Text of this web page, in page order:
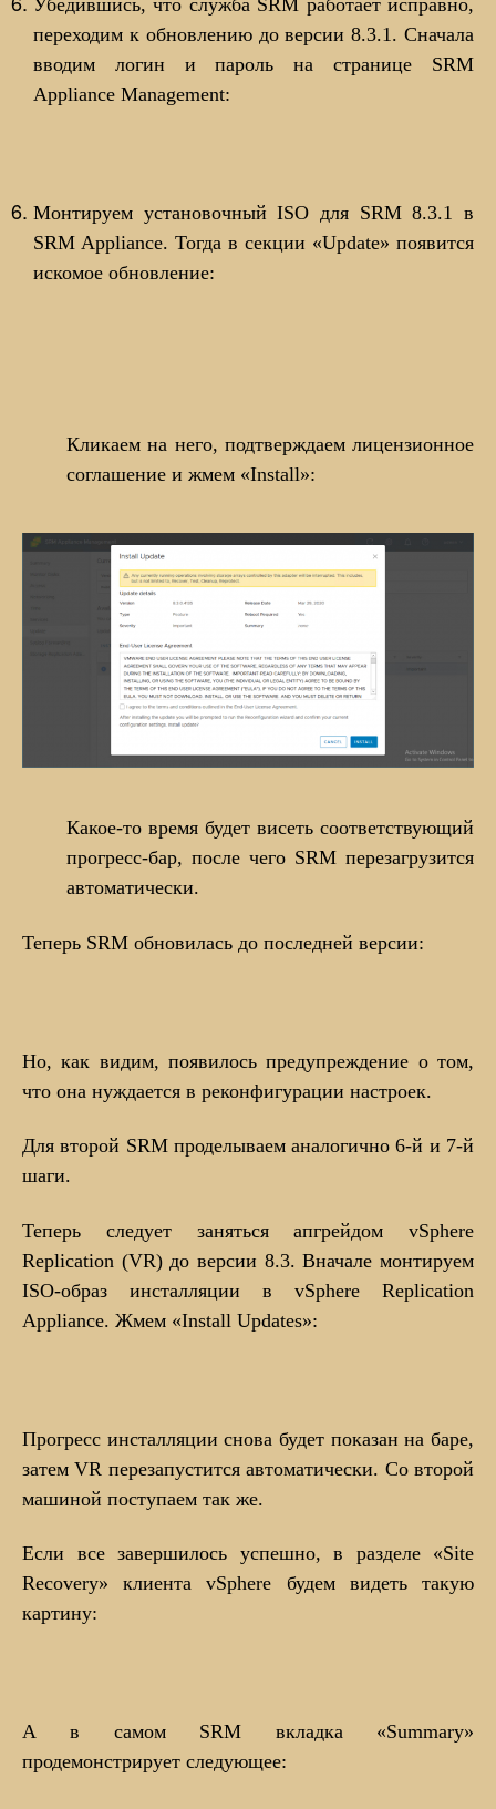
Убедившись, что служба SRM работает исправно,
переходим к обновлению до версии 8.3.1. Сначала
вводим логин и пароль на странице SRM
Appliance Management:
Монтируем установочный ISO для SRM 8.3.1 в
SRM Appliance. Тогда в секции «Update» появится
искомое обновление:
Кликаем на него, подтверждаем лицензионное
соглашение и жмем «Install»:
Какое-то время будет висеть соответствующий
прогресс-бар, после чего SRM перезагрузится
автоматически.
Теперь SRM обновилась до последней версии:
Но, как видим, появилось предупреждение о том,
что она нуждается в реконфигурации настроек.
Для второй SRM проделываем аналогично 6-й и 7-й
шаги.
Теперь следует заняться апгрейдом vSphere
Replication (VR) до версии 8.3. Вначале монтируем
ISO-образ инсталляции в vSphere Replication
Appliance. Жмем «Install Updates»:
Прогресс инсталляции снова будет показан на баре,
затем VR перезапустится автоматически. Со второй
машиной поступаем так же.
Если все завершилось успешно, в разделе «Site
Recovery» клиента vSphere будем видеть такую
картину:
А в самом SRM вкладка «Summary»
продемонстрирует следующее: